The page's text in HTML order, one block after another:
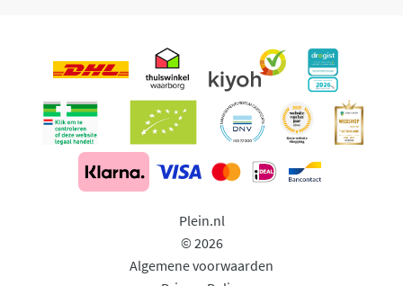
Plein.nl
© 2026
Algemene voorwaarden